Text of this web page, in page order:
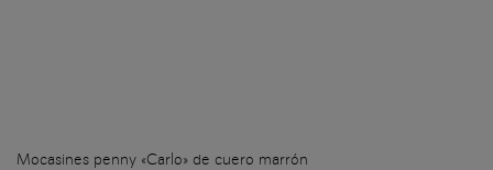
Mocasines penny «Carlo» de cuero marrón